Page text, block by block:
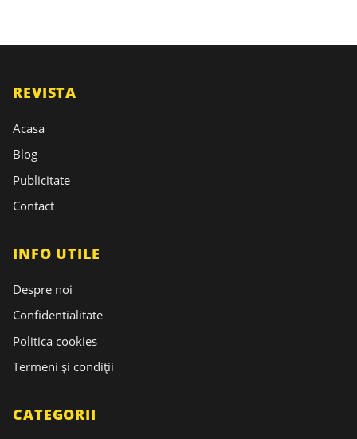
REVISTA
Acasa
Blog
Publicitate
Contact
INFO UTILE
Despre noi
Confidentialitate
Politica cookies
Termeni și condiții
CATEGORII